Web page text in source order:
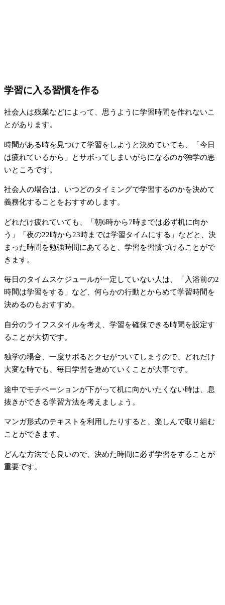
学習に入る習慣を作る
社会人は残業などによって、思うように学習時間を作れないこ
とがあります。
時間がある時を見つけて学習をしようと決めていても、「今日
は疲れているから」とサボってしまいがちになるのが独学の悪
いところです。
社会人の場合は、いつどのタイミングで学習するのかを決めて
義務化することをおすすめします。
どれだけ疲れていても、「朝6時から7時までは必ず机に向か
う」「夜の22時から23時までは学習タイムにする」などと、決
まった時間を勉強時間にあてると、学習を習慣づけることがで
きます。
毎日のタイムスケジュールが一定していない人は、「入浴前の2
時間は学習をする」など、何らかの行動とからめて学習時間を
決めるのもおすすめ。
自分のライフスタイルを考え、学習を確保できる時間を設定す
ることが大切です。
独学の場合、一度サボるとクセがついてしまうので、どれだけ
大変な時でも、毎日学習を進めていくことが大事です。
途中でモチベーションが下がって机に向かいたくない時は、息
抜きができる学習方法を考えましょう。
マンガ形式のテキストを利用したりすると、楽しんで取り組む
ことができます。
どんな方法でも良いので、決めた時間に必ず学習をすることが
重要です。